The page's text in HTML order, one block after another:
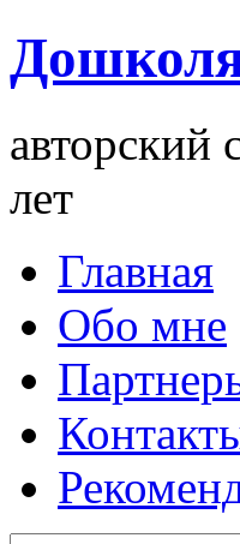
авторский
лет
Главная
Обо мне